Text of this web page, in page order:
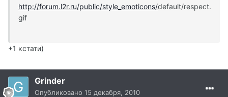
http://forum.l2r.ru/public/style_emoticons/default/respect.
gif
+1 кстати)
Grinder
Опубликовано 15 декабря, 2010